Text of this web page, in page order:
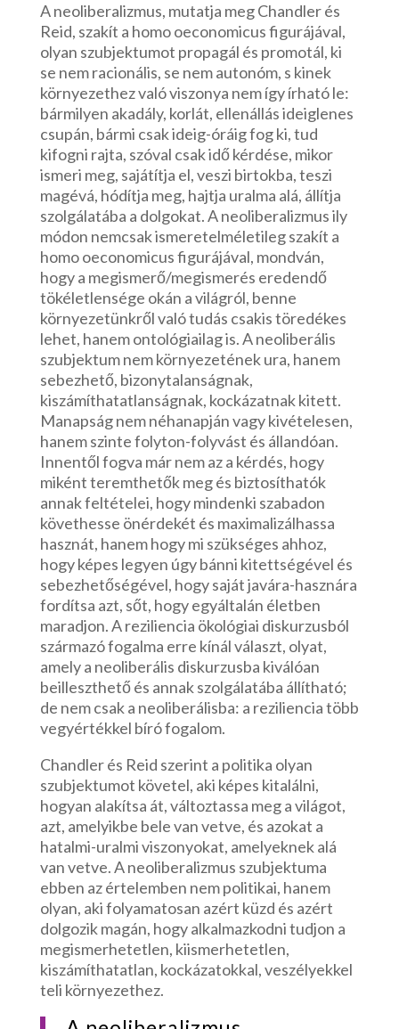
A neoliberalizmus, mutatja meg Chandler és
Reid, szakít a homo oeconomicus figurájával,
olyan szubjektumot propagál és promotál, ki
se nem racionális, se nem autonóm, s kinek
környezethez való viszonya nem így írható le:
bármilyen akadály, korlát, ellenállás ideiglenes
csupán, bármi csak ideig-óráig fog ki, tud
kifogni rajta, szóval csak idő kérdése, mikor
ismeri meg, sajátítja el, veszi birtokba, teszi
magévá, hódítja meg, hajtja uralma alá, állítja
szolgálatába a dolgokat. A neoliberalizmus ily
módon nemcsak ismeretelméletileg szakít a
homo oeconomicus figurájával, mondván,
hogy a megismerő/megismerés eredendő
tökéletlensége okán a világról, benne
környezetünkről való tudás csakis töredékes
lehet, hanem ontológiailag is. A neoliberális
szubjektum nem környezetének ura, hanem
sebezhető, bizonytalanságnak,
kiszámíthatatlanságnak, kockázatnak kitett.
Manapság nem néhanapján vagy kivételesen,
hanem szinte folyton-folyvást és állandóan.
Innentől fogva már nem az a kérdés, hogy
miként teremthetők meg és biztosíthatók
annak feltételei, hogy mindenki szabadon
követhesse önérdekét és maximalizálhassa
hasznát, hanem hogy mi szükséges ahhoz,
hogy képes legyen úgy bánni kitettségével és
sebezhetőségével, hogy saját javára-hasznára
fordítsa azt, sőt, hogy egyáltalán életben
maradjon. A reziliencia ökológiai diskurzusból
származó fogalma erre kínál választ, olyat,
amely a neoliberális diskurzusba kiválóan
beilleszthető és annak szolgálatába állítható;
de nem csak a neoliberálisba: a reziliencia több
vegyértékkel bíró fogalom.
Chandler és Reid szerint a politika olyan
szubjektumot követel, aki képes kitalálni,
hogyan alakítsa át, változtassa meg a világot,
azt, amelyikbe bele van vetve, és azokat a
hatalmi-uralmi viszonyokat, amelyeknek alá
van vetve. A neoliberalizmus szubjektuma
ebben az értelemben nem politikai, hanem
olyan, aki folyamatosan azért küzd és azért
dolgozik magán, hogy alkalmazkodni tudjon a
megismerhetetlen, kiismerhetetlen,
kiszámíthatatlan, kockázatokkal, veszélyekkel
teli környezethez.